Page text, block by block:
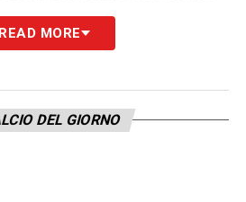
Zaccagni è stato
odierna ad esami clinici e
lesioni strutturali a carico
READ MORE
DEL GIORNO